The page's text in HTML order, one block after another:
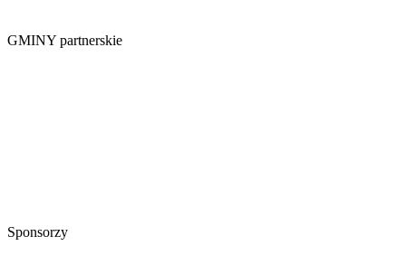
GMINY partnerskie
Sponsorzy